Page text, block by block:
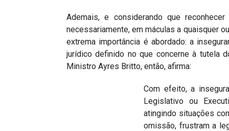
Ademais, e considerando que
necessariamente, em máculas a quaisquer
extrema importância é abordado: a
jurídico definido no que concerne à tutela
Ministro Ayres Britto, então, afirma:
Com efeito, a
Legislativo ou
atingindo situações
omissão, frustram a